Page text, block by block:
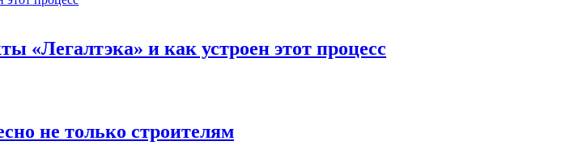
«Легалтэка» и как устроен этот процесс
не только строителям